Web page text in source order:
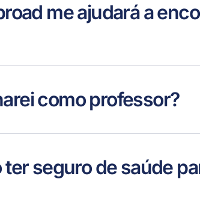
me ajudará a
como professor?
ter seguro de saúde